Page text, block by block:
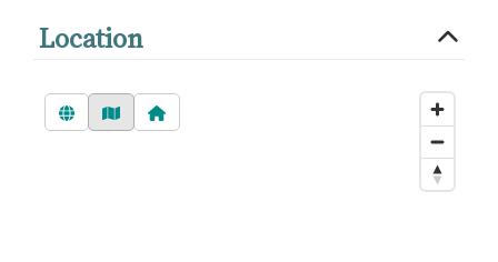
Location